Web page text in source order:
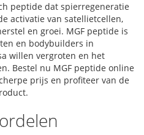
peptide dat spierregeneratie
activatie van satellietcellen,
en groei. MGF peptide is
en bodybuilders in
willen vergroten en het
Bestel nu MGF peptide online
prijs en profiteer van de